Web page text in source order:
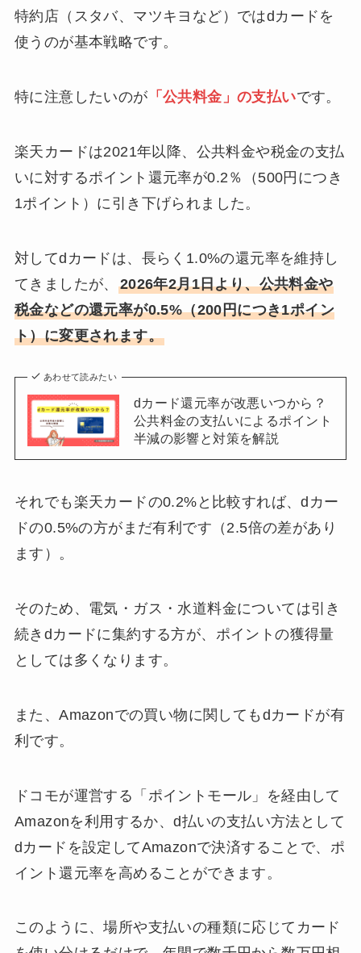
特約店（スタバ、マツキヨなど）ではdカードを
使うのが基本戦略です。
特に注意したいのが 「公共料金」の支払いです。
楽天カードは2021年以降、公共料金や税金の支払
いに対するポイント還元率が0.2％（500円につき
1ポイント）に引き下げられました。
対してdカードは、長らく1.0%の還元率を維持し
てきましたが、 2026年2月1日より、公共料金や
税金などの還元率が0.5%（200円につき1ポイン
ト）に変更されます。
あわせて読みたい
dカード還元率が改悪いつから？
公共料金の支払いによるポイント
半減の影響と対策を解説
それでも楽天カードの0.2%と比較すれば、dカー
ドの0.5%の方がまだ有利です（2.5倍の差があり
ます）。
そのため、電気・ガス・水道料金については引き
続きdカードに集約する方が、ポイントの獲得量
としては多くなります。
また、Amazonでの買い物に関してもdカードが有
利です。
ドコモが運営する「ポイントモール」を経由して
Amazonを利用するか、d払いの支払い方法として
dカードを設定してAmazonで決済することで、ポ
イント還元率を高めることができます。
このように、場所や支払いの種類に応じてカード